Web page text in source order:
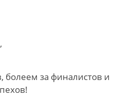
болеем за финалистов и